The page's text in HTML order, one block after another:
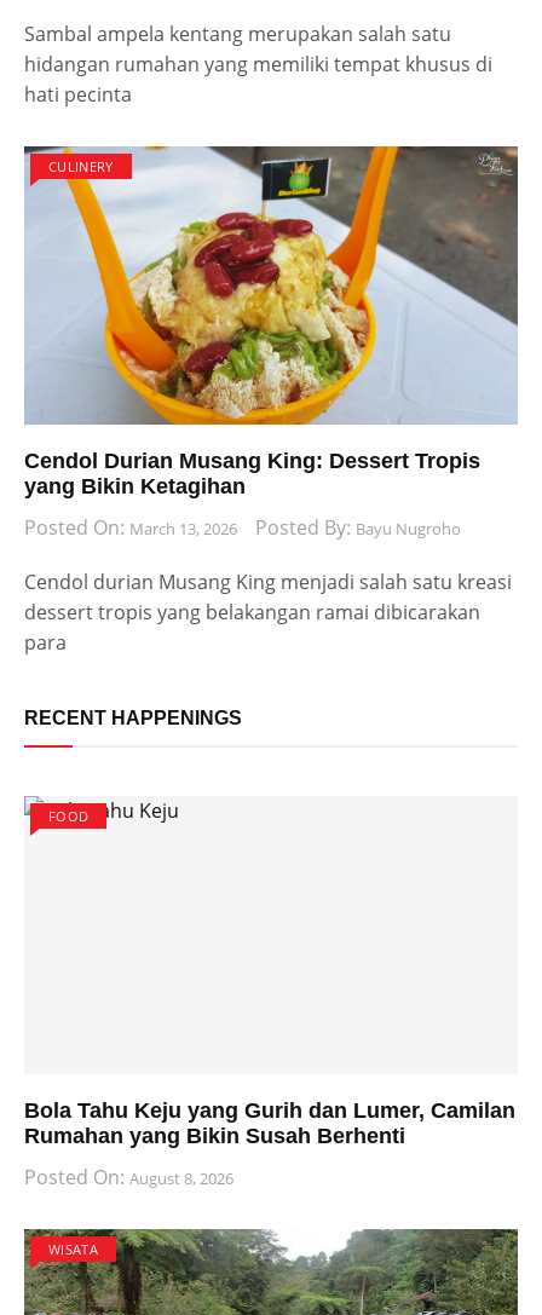
Sambal ampela kentang merupakan salah satu
hidangan rumahan yang memiliki tempat khusus di
hati pecinta
CULINERY
Cendol Durian Musang King: Dessert Tropis
yang Bikin Ketagihan
Posted On: March 13, 2026 Posted By: Bayu Nugroho
Cendol durian Musang King menjadi salah satu kreasi
dessert tropis yang belakangan ramai dibicarakan
para
RECENT HAPPENINGS
FOOD
Bola Tahu Keju yang Gurih dan Lumer, Camilan
Rumahan yang Bikin Susah Berhenti
Posted On: August 8, 2026
WISATA